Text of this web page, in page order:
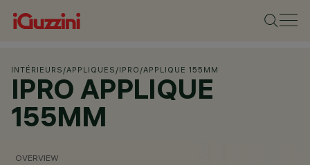
INTÉRIEURS /APPLIQUES /IPRO /APPLIQUE 155MM
IPRO APPLIQUE
155MM
OVERVIEW